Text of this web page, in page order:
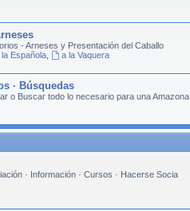
- Arneses y Presentación del Caballo
la Española, a la Vaquera
· Búsquedas
o Buscar todo lo necesario para una Amazona
· Información · Cursos · Hacerse Socia